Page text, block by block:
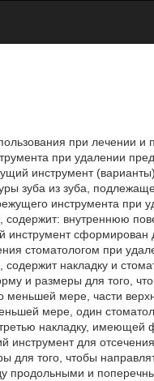
при лечении и
при удалении
инструмент
зуба из зуба,
инструмента при
содержит: внутреннюю
сформирован
стоматологом при
накладку и
и размеры для того,
мере, части
мере, один
накладку,
инструмент для
для того, чтобы
продольными и